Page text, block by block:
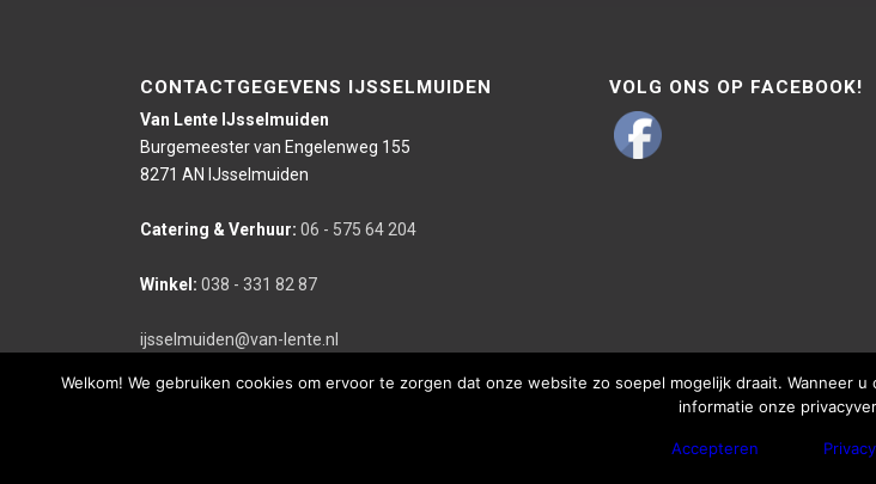
CONTACTGEGEVENS IJSSELMUIDEN
Van Lente IJsselmuiden
Burgemeester van Engelenweg 155
8271 AN IJsselmuiden
Catering & Verhuur: 06 - 575 64 204
Winkel: 038 - 331 82 87
ijsselmuiden@van-lente.nl
VOLG ONS OP FACEBOOK!
Deze website is gerealiseerd door bco reclameburo i.s.m. WebThisSign | © Copyright - Van Lente
Welkom! We gebruiken cookies om ervoor te zorgen dat onze website zo soepel mogelijk draait.
informatie onze
Accepteren